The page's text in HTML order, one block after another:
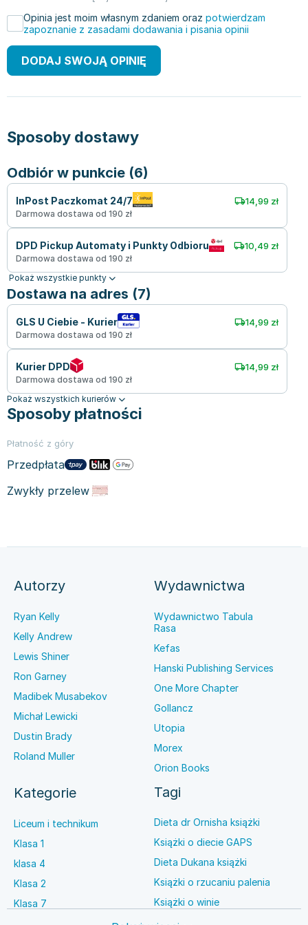
Opinia jest moim własnym zdaniem oraz potwierdzam
zapoznanie z zasadami dodawania i pisania opinii
DODAJ SWOJĄ OPINIĘ
Sposoby dostawy
Odbiór w punkcie (6)
InPost Paczkomat 24/7 14,99 zł
Darmowa dostawa od 190 zł
DPD Pickup Automaty i Punkty Odbioru 10,49 zł
Darmowa dostawa od 190 zł
Pokaż wszystkie punkty
Dostawa na adres (7)
GLS U Ciebie - Kurier 14,99 zł
Darmowa dostawa od 190 zł
Kurier DPD 14,99 zł
Darmowa dostawa od 190 zł
Pokaż wszystkich kurierów
Sposoby płatności
Płatność z góry
Przedpłata
Zwykły przelew
Autorzy
Ryan Kelly
Kelly Andrew
Lewis Shiner
Ron Garney
Madibek Musabekov
Michał Lewicki
Dustin Brady
Roland Muller
Wydawnictwa
Wydawnictwo Tabula
Rasa
Kefas
Hanski Publishing Services
One More Chapter
Gollancz
Utopia
Morex
Orion Books
Kategorie
Liceum i technikum
Klasa 1
klasa 4
Klasa 2
Klasa 7
Tagi
Dieta dr Ornisha książki
Książki o diecie GAPS
Dieta Dukana książki
Książki o rzucaniu palenia
Książki o winie
Książki o anestezjologii